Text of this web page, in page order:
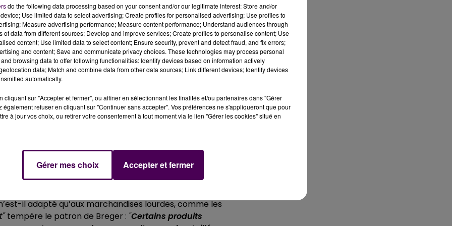
pour importer et exporter leurs produits. Et de
Pourtant la Sarthe n’est pas qu’un nœud
Milesse, c’est deux-cents camions par jour, alors qu’un
suffiraient quotidiennement"poursuit Eric Mussard.
route vingt-neuf fois plus mortelle".
DANS LA RAQUETTE ?
autant d’arguments qui pèsent contre le train au
parle de quatre ou cinq ans, c’est déjà beaucoup"
Breger, basé en Mayenne.
minimum toute l’année
il adapté qu’aux marchandises lourdes, comme les
tempère le patron de Breger : "Certains produits
do the following data processing based on your consent and/or our legitimate interest: Store and/or
Use limited data to select advertising; Create profiles for personalised advertising; Use profiles to
Measure advertising performance; Measure content performance; Understand audiences through
of data from different sources; Develop and improve services; Create profiles to personalise content; Use
content; Use limited data to select content; Ensure security, prevent and detect fraud, and fix errors;
and content; Save and communicate privacy choices. These technologies may process personal
browsing data to offer following functionalities: Identify devices based on information actively
data; Match and combine data from other data sources; Link different devices; Identify devices
automatically.
cliquant sur "Accepter et fermer", ou affiner en sélectionnant les finalités et/ou partenaires dans "Gérer
également refuser en cliquant sur "Continuer sans accepter". Vos préférences ne s'appliqueront que pour
à jour vos choix, ou retirer votre consentement à tout moment via le lien "Gérer les cookies" situé en
Gérer mes choix Accepter et fermer